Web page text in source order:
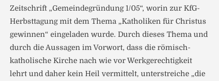
Zeitschrift „Gemeindegründung 1/05“, worin zur KfG-
Herbsttagung mit dem Thema „Katholiken für Christus
gewinnen“ eingeladen wurde. Durch dieses Thema und
durch die Aussagen im Vorwort, dass die römisch-
katholische Kirche nach wie vor Werkgerechtigkeit
lehrt und daher kein Heil vermittelt, unterstreiche „die